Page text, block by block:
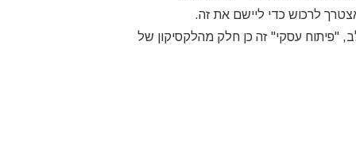
לרכוש כדי ליישם את זה.
"פיתוח עסקי" זה כן חלק מהלקסיקון של